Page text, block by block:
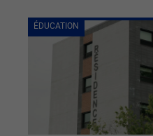
ÉDUCATION